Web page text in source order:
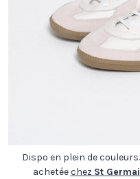
Dispo en plein de
achetéechez St